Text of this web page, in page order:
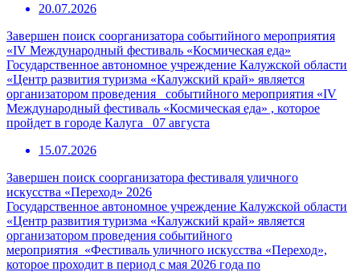
20.07.2026
Завершен поиск соорганизатора событийного мероприятия
«IV Международный фестиваль «Космическая еда»
Государственное автономное учреждение Калужской области
«Центр развития туризма «Калужский край» является
организатором проведения событийного мероприятия «IV
Международный фестиваль «Космическая еда» , которое
пройдет в городе Калуга 07 августа
15.07.2026
Завершен поиск соорганизатора фестиваля уличного
искусства «Переход» 2026
Государственное автономное учреждение Калужской области
«Центр развития туризма «Калужский край» является
организатором проведения событийного
мероприятия «Фестиваль уличного искусства «Переход»,
которое проходит в период с мая 2026 года по